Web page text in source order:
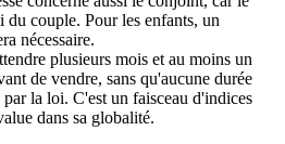
du couple. Pour les enfants, un
nécessaire.
plusieurs mois et au moins un
de vendre, sans qu'aucune durée
la loi. C'est un faisceau d'indices
dans sa globalité.